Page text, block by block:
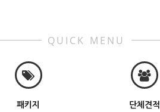
QUICK MENU
패키지 단체견적